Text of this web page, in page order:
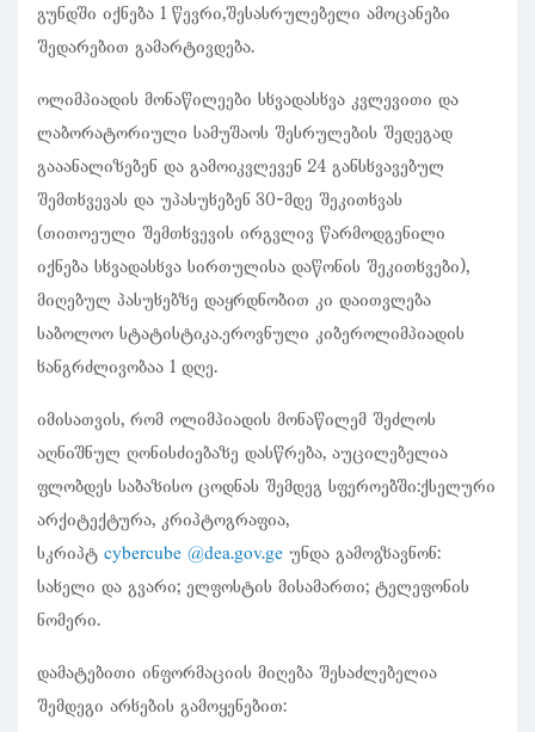
გუნდში იქნება 1 წევრი,შესასრულებელი ამოცანები
შედარებით გამარტივდება.
ოლიმპიადის მონაწილეები სხვადასხვა კვლევითი და
ლაბორატორიული სამუშაოს შესრულების შედეგად
გააანალიზებენ და გამოიკვლევენ 24 განსხვავებულ
შემთხვევას და უპასუხებენ 30-მდე შეკითხვას
(თითოეული შემთხვევის ირგვლივ წარმოდგენილი
იქნება სხვადასხვა სირთულისა დაწონის შეკითხვები),
მიღებულ პასუხებზე დაყრდნობით კი დაითვლება
საბოლოო სტატისტიკა.ეროვნული კიბეროლიმპიადის
ხანგრძლივობაა 1 დღე.
იმისათვის, რომ ოლიმპიადის მონაწილემ შეძლოს
აღნიშნულ ღონისძიებაზე დასწრება, აუცილებელია
ფლობდეს საბაზისო ცოდნას შემდეგ სფეროებში:ქსელური
არქიტექტურა, კრიპტოგრაფია,
სკრიპტ cybercube @dea.gov.ge უნდა გამოგზავნონ:
სახელი და გვარი; ელფოსტის მისამართი; ტელეფონის
ნომერი.
დამატებითი ინფორმაციის მიღება შესაძლებელია
შემდეგი არხების გამოყენებით: